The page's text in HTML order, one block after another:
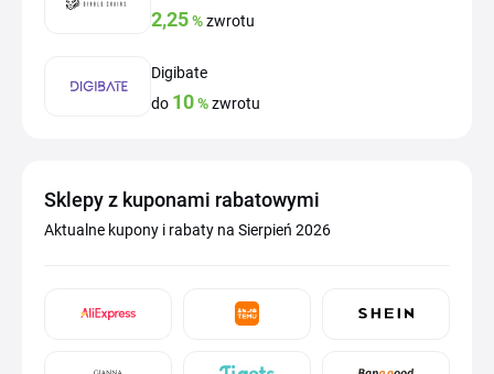
2,25%zwrotu
Digibate
do 10%zwrotu
Sklepy z kuponami rabatowymi
Aktualne kupony i rabaty na Sierpień 2026